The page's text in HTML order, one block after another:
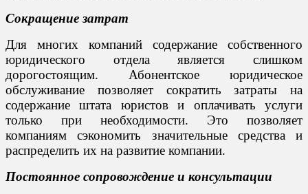
Сокращение затрат
Для многих компаний содержание собственного
юридического отдела является слишком
дорогостоящим. Абонентское юридическое
обслуживание позволяет сократить затраты на
содержание штата юристов и оплачивать услуги
только при необходимости. Это позволяет
компаниям сэкономить значительные средства и
распределить их на развитие компании.
Постоянное сопровождение и консультации